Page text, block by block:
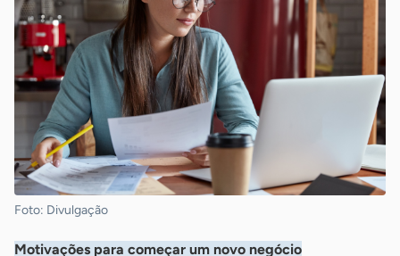
Foto: Divulgação
Motivações para começar um novo negócio